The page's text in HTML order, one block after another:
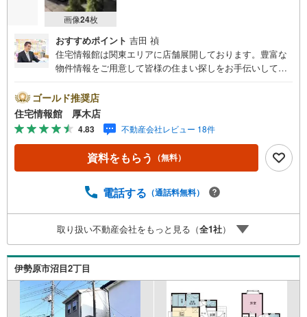
に
保
る
画像24枚
おすすめポイント 吉田 禎
住宅情報館は関東エリアに店舗展開しております。豊富な
物件情報をご用意して皆様の住まい探しをお手伝いしてお
さい。住宅ローン相談会も同時開催中無理のない住宅ロー
ンの試算やご購入の際にかかる諸費用の概算も行っており
ます。しっかりとした資金計画のアドバイスをさせて頂き
ますので、お気軽にご相談ください。
ゴールド推奨店
住宅情報館 厚木店
4.83 不動産会社レビュー 18件
資料をもらう （無料）
電話する （通話料無料）
取り扱い不動産会社をもっと見る（全1社）
伊勢原市沼目2丁目